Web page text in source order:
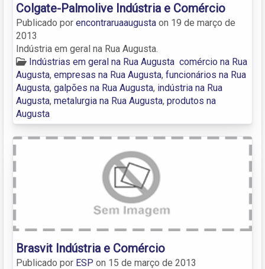
Colgate-Palmolive Indústria e Comércio
Publicado por encontraruaaugusta on 19 de março de
2013
Indústria em geral na Rua Augusta.
Indústrias em geral na Rua Augusta comércio na Rua
Augusta, empresas na Rua Augusta, funcionários na Rua
Augusta, galpões na Rua Augusta, indústria na Rua
Augusta, metalurgia na Rua Augusta, produtos na
Augusta
Brasvit Indústria e Comércio
Publicado por ESP on 15 de março de 2013